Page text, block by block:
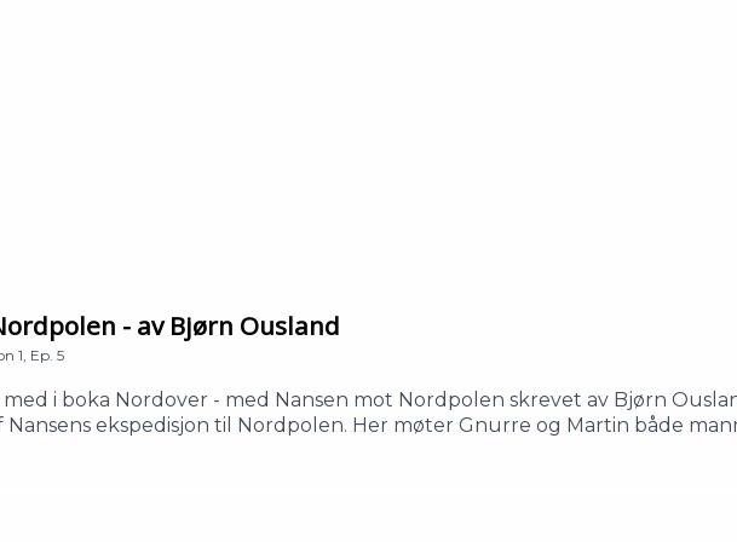
- av Bjørn Ousland
1 Ep. 5
i boka Nordover - med Nansen mot Nordpolen skrevet av Bjørn
ekspedisjon til Nordpolen. Her møter Gnurre og Martin både
av Litteraturhuset.